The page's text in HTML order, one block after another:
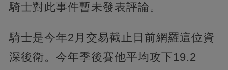
騎士對此事件暫未發表評論。
騎士是今年2月交易截止日前網羅這位資
深後衛。今年季後賽他平均攻下19.2